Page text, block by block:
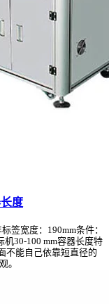
度
签宽度：190mm条件：
机30-100 mm容器长度特
不能自己依靠短直径的
。